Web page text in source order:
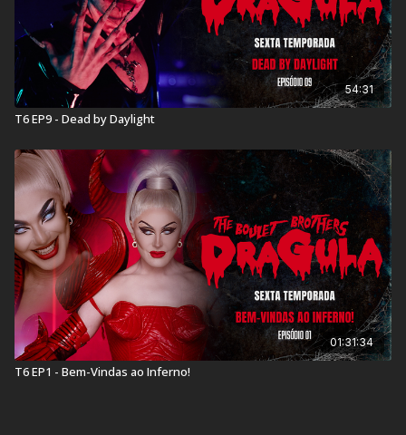
54:31
T6 EP9 - Dead by Daylight
01:31:34
T6 EP1 - Bem-Vindas ao Inferno!